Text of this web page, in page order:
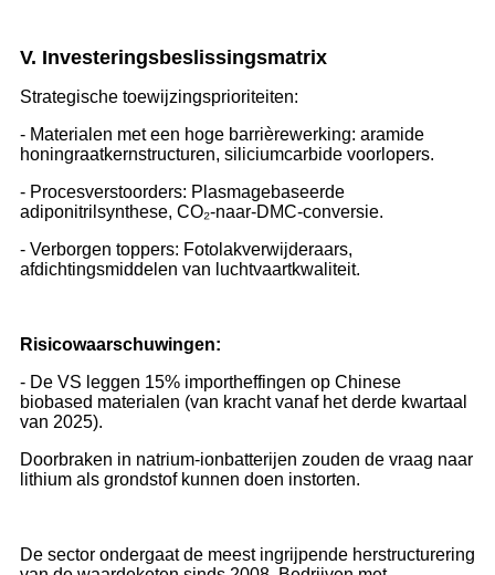
V. Investeringsbeslissingsmatrix
Strategische toewijzingsprioriteiten:
- Materialen met een hoge barrièrewerking: aramide
honingraatkernstructuren, siliciumcarbide voorlopers.
- Procesverstoorders: Plasmagebaseerde
adiponitrilsynthese, CO₂-naar-DMC-conversie.
- Verborgen toppers: Fotolakverwijderaars,
afdichtingsmiddelen van luchtvaartkwaliteit.
Risicowaarschuwingen:
- De VS leggen 15% importheffingen op Chinese
biobased materialen (van kracht vanaf het derde kwartaal
van 2025).
Doorbraken in natrium-ionbatterijen zouden de vraag naar
lithium als grondstof kunnen doen instorten.
De sector ondergaat de meest ingrijpende herstructurering